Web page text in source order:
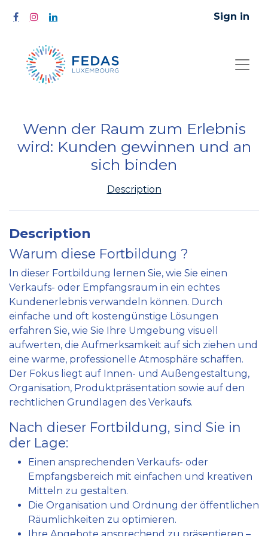
Sign in
Wenn der Raum zum Erlebnis
wird: Kunden gewinnen und an
sich binden
Description
Description
Warum diese Fortbildung ?
In dieser Fortbildung lernen Sie, wie Sie einen
Verkaufs- oder Empfangsraum in ein echtes
Kundenerlebnis verwandeln können. Durch
einfache und oft kostengünstige Lösungen
erfahren Sie, wie Sie Ihre Umgebung visuell
aufwerten, die Aufmerksamkeit auf sich ziehen und
eine warme, professionelle Atmosphäre schaffen.
Der Fokus liegt auf Innen- und Außengestaltung,
Organisation, Produktpräsentation sowie auf den
rechtlichen Grundlagen des Verkaufs.
Nach dieser Fortbildung, sind Sie in
der Lage:
Einen ansprechenden Verkaufs- oder
Empfangsbereich mit einfachen und kreativen
Mitteln zu gestalten.
Die Organisation und Ordnung der öffentlichen
Räumlichkeiten zu optimieren.